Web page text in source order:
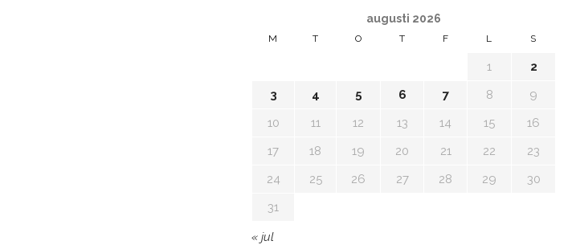
augusti 2026
M T O T F L S
1
2
3
4 5 6 7 8
9
10
11 12 13 14 15
16
17
18 19 20 21 22
23
24
25 26 27 28 29
30
31
« jul